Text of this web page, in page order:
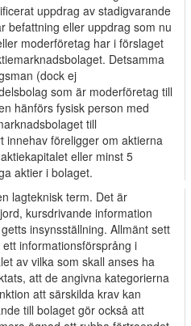
uppdrag av stadigvarande
befattning eller uppdrag som nu
moderföretag har i förslaget
Detsamma
(dock ej
som är moderföretag till
hänförs fysisk person med
till
innehav föreligger om aktierna
eller minst 5
aktier i bolaget.
lagteknisk term. Det är
kursdrivande information
insynsställning. Allmänt sett
informationsförsprång i
av vilka som skall anses ha
att de angivna kategorierna
att särskilda krav kan
till bolaget gör också att